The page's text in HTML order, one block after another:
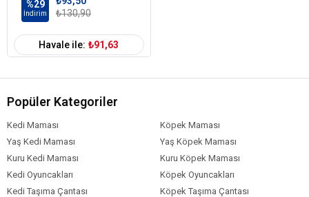
%29
İndirim
₺130,90
Havale ile: ₺91,63
Popüler Kategoriler
Kedi Maması
Köpek Maması
Yaş Kedi Maması
Yaş Köpek Maması
Kuru Kedi Maması
Kuru Köpek Maması
Kedi Oyuncakları
Köpek Oyuncakları
Kedi Taşıma Çantası
Köpek Taşıma Çantası